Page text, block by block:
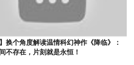
】换个角度解读温情科幻神作《降临》：
不存在，片刻就是永恒！